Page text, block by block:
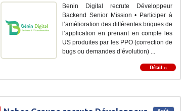
Benin Digital recrute Développeur
Backend Senior Mission • Participer à
l’amélioration des différentes briques de
l’application en prenant en compte les
US produites par les PPO (correction de
bugs ou demandes d’évolution) ...
Détail ››